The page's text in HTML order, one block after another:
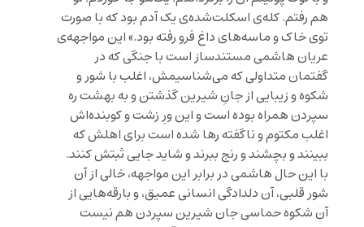
هم رفتم. کله‌ی اسکلت‌شده‌ی یک آدم بود که با صورت
توی خاک و ماسه‌های داغ فرو رفته بود.» این مواجهه‌ی
عریان هاشمی مستندساز است با جنگی که در
گفتمان متداولی که می‌شناسیمش، اغلب با شور و
شکوه و زیبایی از جانِ شیرین گذشتن و به بهشت ره
سپردن همراه بوده است و این ورِ زشت و کوبنده‌اش
اغلب مکتوم و ناگفته رها شده است برای اهلش که
ببینند و بچشند و رنج ببرند و شاید جایی ثبتش کنند.
با این حال هاشمی در برابر این مواجهه، خالی از آن
شور قلبی، آن دلدادگی انسانی عمیق، و بارقه‌هایی از
آن شکوه حماسی جان شیرین سپردن هم نیست